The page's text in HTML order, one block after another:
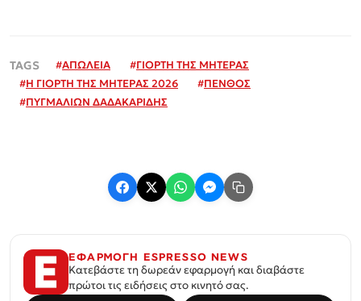
#ΑΠΩΛΕΙΑ #ΓΙΟΡΤΗ ΤΗΣ ΜΗΤΕΡΑΣ
#Η ΓΙΟΡΤΗ ΤΗΣ ΜΗΤΕΡΑΣ 2026 #ΠΕΝΘΟΣ
#ΠΥΓΜΑΛΙΩΝ ΔΑΔΑΚΑΡΙΔΗΣ
ΕΦΑΡΜΟΓΗ ESPRESSO NEWS
Κατεβάστε τη δωρεάν εφαρμογή και διαβάστε
πρώτοι τις ειδήσεις στο κινητό σας.